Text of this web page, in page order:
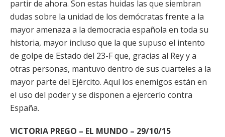
partir de ahora. Son estas huidas las que siembran
dudas sobre la unidad de los demócratas frente a la
mayor amenaza a la democracia española en toda su
historia, mayor incluso que la que supuso el intento
de golpe de Estado del 23-F que, gracias al Rey y a
otras personas, mantuvo dentro de sus cuarteles a la
mayor parte del Ejército. Aquí los enemigos están en
el uso del poder y se disponen a ejercerlo contra
España.
VICTORIA PREGO – EL MUNDO – 29/10/15